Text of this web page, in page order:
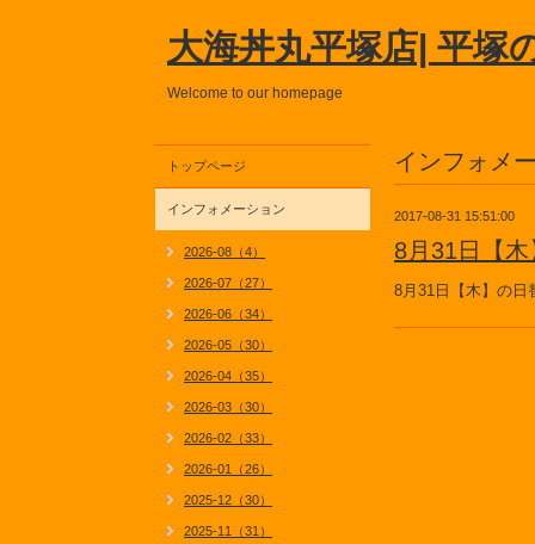
大海丼丸平塚店| 平塚
Welcome to our homepage
インフォメ
2017-08-31 15:51:00
8月31日【
8月31日【木】の日
トップページ
インフォメーション
2026-08（4）
2026-07（27）
2026-06（34）
2026-05（30）
2026-04（35）
2026-03（30）
2026-02（33）
2026-01（26）
2025-12（30）
2025-11（31）